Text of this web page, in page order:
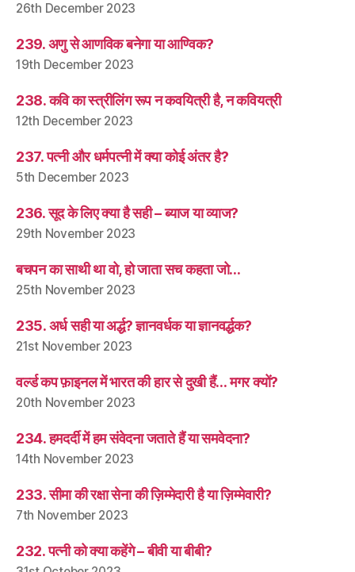
26th December 2023
239. अणु से आणविक बनेगा या आण्विक?
19th December 2023
238. कवि का स्त्रीलिंग रूप न कवयित्री है, न कवियत्री
12th December 2023
237. पत्नी और धर्मपत्नी में क्या कोई अंतर है?
5th December 2023
236. सूद के लिए क्या है सही – ब्याज या व्याज?
29th November 2023
बचपन का साथी था वो, हो जाता सच कहता जो…
25th November 2023
235. अर्ध सही या अर्द्ध? ज्ञानवर्धक या ज्ञानवर्द्धक?
21st November 2023
वर्ल्ड कप फ़ाइनल में भारत की हार से दुखी हैं… मगर क्यों?
20th November 2023
234. हमदर्दी में हम संवेदना जताते हैं या समवेदना?
14th November 2023
233. सीमा की रक्षा सेना की ज़िम्मेदारी है या ज़िम्मेवारी?
7th November 2023
232. पत्नी को क्या कहेंगे – बीवी या बीबी?